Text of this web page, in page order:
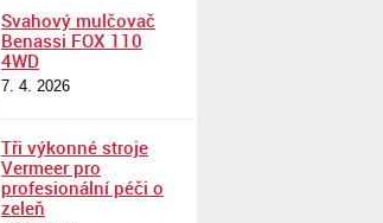
Svahový mulčovač
Benassi FOX 110
4WD
7. 4. 2026
Tři výkonné stroje
Vermeer pro
profesionální péči o
zeleň